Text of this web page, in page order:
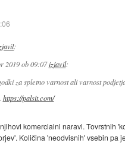
:
2019 ob 09:07 izjavil:
za spletno varnost ali varnost
https://palsit.com/
komercialni naravi. Tovrstnih
Količina 'neodvisnih' vsebin pa